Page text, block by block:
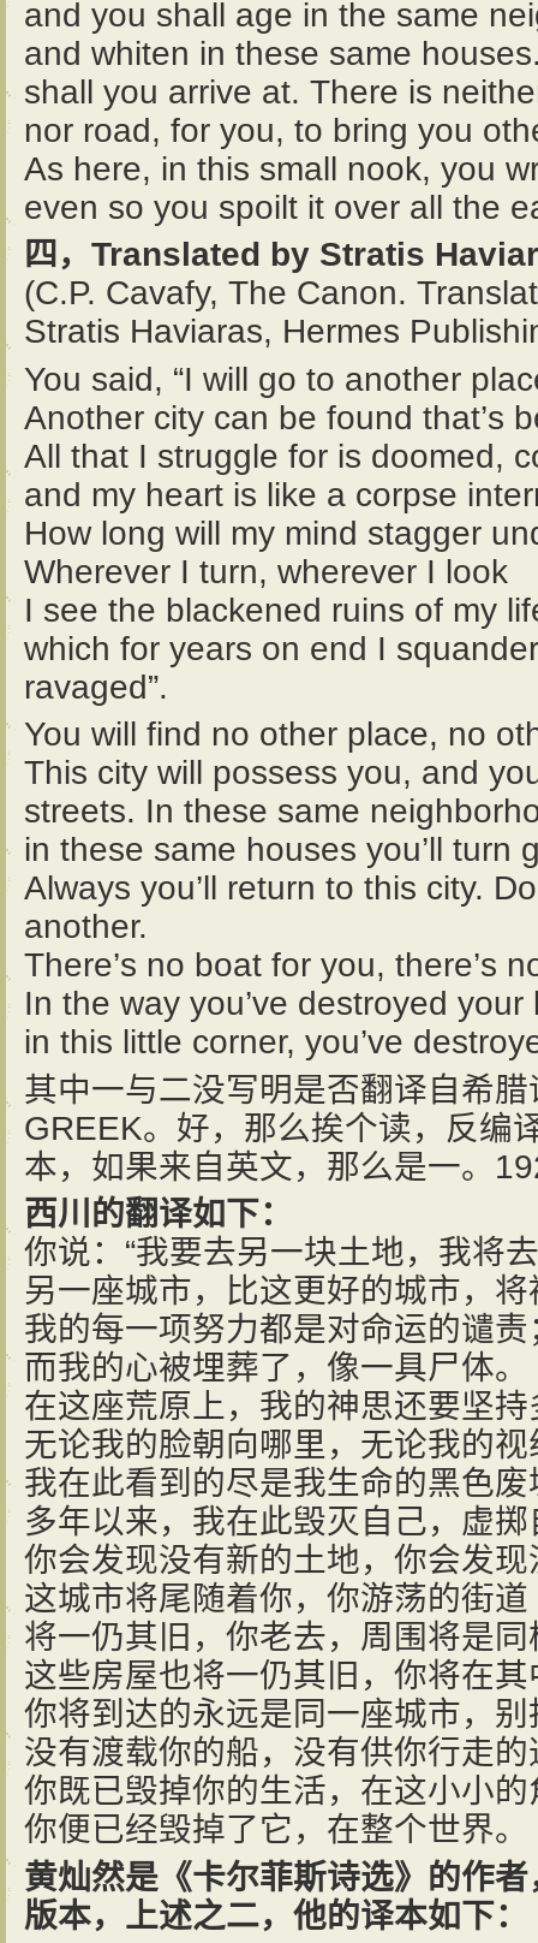
and you shall age in the same
and whiten in these same
shall you arrive at. There is
nor road, for you, to bring you
As here, in this small nook, you
even so you spoilt it over all the
四，Translated by Stratis
(C.P. Cavafy, The Canon.
Stratis Haviaras, Hermes
You said, “I will go to another
Another city can be found that’s
All that I struggle for is doomed,
and my heart is like a corpse
How long will my mind stagger
Wherever I turn, wherever I look
I see the blackened ruins of my
which for years on end I
ravaged”.
You will find no other place, no
This city will possess you, and
streets. In these same
in these same houses you’ll turn
Always you’ll return to this city.
another.
There’s no boat for you, there’s
In the way you’ve destroyed your
in this little corner, you’ve
其中一与二没写明是否翻译自希
GREEK。好，那么挨个读，反编
本，如果来自英文，那么是一。
西川的翻译如下：
你说：“我要去另一块土地，我将
另一座城市，比这更好的城市，
我的每一项努力都是对命运的谴责
而我的心被埋葬了，像一具尸体。
在这座荒原上，我的神思还要坚持
无论我的脸朝向哪里，无论我的
我在此看到的尽是我生命的黑色废
多年以来，我在此毁灭自己，虚掷
你会发现没有新的土地，你会发
这城市将尾随着你，你游荡的街道
将一仍其旧，你老去，周围将是
这些房屋也将一仍其旧，你将在
你将到达的永远是同一座城市，
没有渡载你的船，没有供你行走的
你既已毁掉你的生活，在这小小的
你便已经毁掉了它，在整个世界。
黄灿然是《卡尔菲斯诗选》的作
版本，上述之二，他的译本如下：